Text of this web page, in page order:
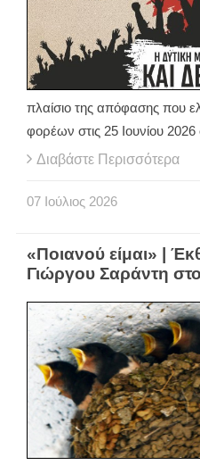
πλαίσιο της απόφασης που
φορέων στις 25 Ιουνίου
Διαβάστε Περισσότερα
07 Ιούλιος 2026
«Ποιανού είμαι» |
Γιώργου Σαράντη